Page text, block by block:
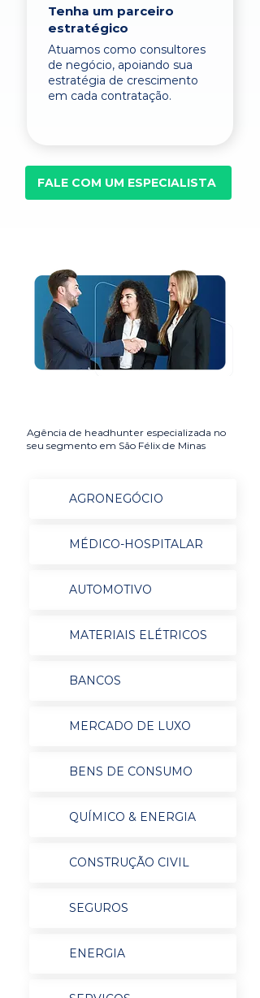
Tenha um parceiro
estratégico
Atuamos como consultores
de negócio, apoiando sua
estratégia de crescimento
em cada contratação.
FALE COM UM ESPECIALISTA
Agência de headhunter especializada no
seu segmento em São Félix de Minas
AGRONEGÓCIO
MÉDICO-HOSPITALAR
AUTOMOTIVO
MATERIAIS ELÉTRICOS
BANCOS
MERCADO DE LUXO
BENS DE CONSUMO
QUÍMICO & ENERGIA
CONSTRUÇÃO CIVIL
SEGUROS
ENERGIA